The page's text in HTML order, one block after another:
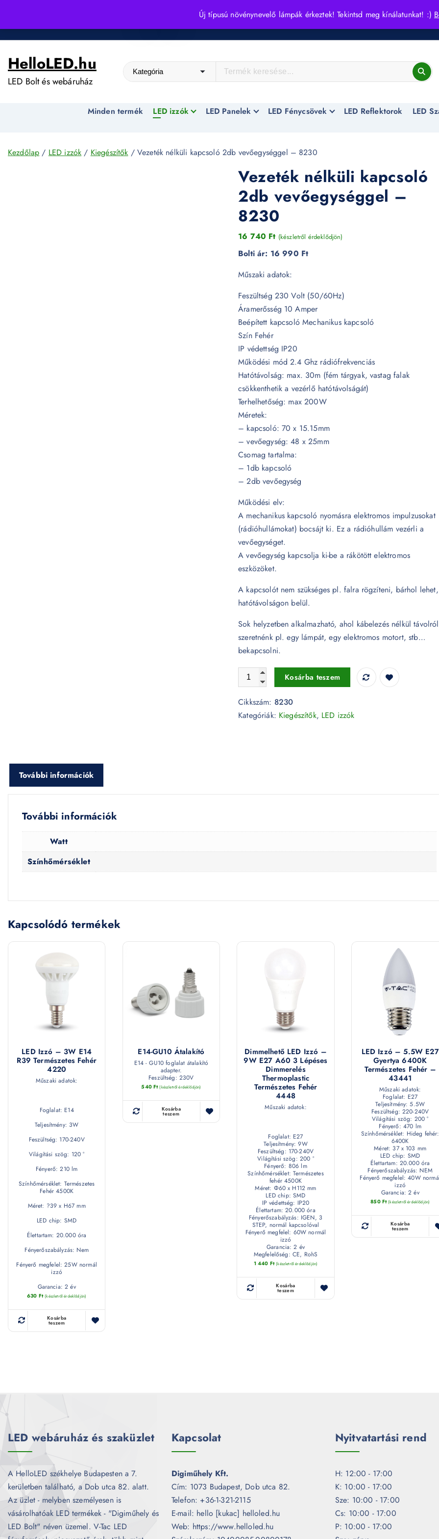
Új típusú növénynevelő lámpák érkeztek! Tekintsd meg kínálatunkat! :)
i
HelloLED.hu
LED Bolt és webáruház
Minden termék LED izzók LED Panelek LED Fénycsövek LED Reflektorok LED
Kezdőlap / LED izzók / Kiegészítők / Vezeték nélküli kapcsoló 2db vevőegységgel – 8230
Vezeték nélküli kapcsoló
2db vevőegységgel –
8230
16 740 Ft (készletről érdeklődjön)
Bolti ár: 16 990 Ft
Műszaki adatok:
Feszültség 230 Volt (50/60Hz)
Áramerősség 10 Amper
Beépített kapcsoló Mechanikus kapcsoló
Szín Fehér
IP védettség IP20
Működési mód 2.4 Ghz rádiófrekvenciás
Hatótávolság: max. 30m (fém tárgyak, vastag falak
csökkenthetik a vezérlő hatótávolságát)
Terhelhetőség: max 200W
Méretek:
– kapcsoló: 70 x 15.15mm
– vevőegység: 48 x 25mm
Csomag tartalma:
– 1db kapcsoló
– 2db vevőegység
Működési elv:
A mechanikus kapcsoló nyomásra elektromos impulzusokat
(rádióhullámokat) bocsájt ki. Ez a rádióhullám vezérli a
vevőegységet.
A vevőegység kapcsolja ki-be a rákötött elektromos
eszközöket.
A kapcsolót nem szükséges pl. falra rögzíteni, bárhol
hatótávolságon belül.
Sok helyzetben alkalmazható, ahol kábelezés nélkül távolról
szeretnénk pl. egy lámpát, egy elektromos motort, stb…
bekapcsolni.
Vezeték nélküli kapcsoló 2db vevőegységgel - 8230
Kosárba teszem
Cikkszám: 8230
Kategóriák: Kiegészítők, LED izzók
További információk
További információk
Watt
Színhőmérséklet
Kapcsolódó termékek
LED Izzó – 3W E14
R39 Természetes Fehér
4220
Műszaki adatok:
Foglalat: E14
Teljesítmény: 3W
Feszültség: 170-240V
Világítási szög: 120 °
Fényerő: 210 lm
Színhőmérséklet: Természetes
Fehér 4500K
Méret: ?39 x H67 mm
LED chip: SMD
Élettartam: 20.000 óra
Fényerőszabályzás: Nem
Fényerő megfelel: 25W normál
izzó
Garancia: 2 év
630 Ft (készletről érdeklődjön)
Kosárba
teszem
E14-GU10 Átalakító
E14 - GU10 foglalat átalakító
adapter.
Feszültség: 230V
540 Ft (készletről érdeklődjön)
Kosárba
teszem
Dimmelhető LED Izzó –
9W E27 A60 3 Lépéses
Dimmerelés
Thermoplastic
Természetes Fehér
4448
Műszaki adatok:
Foglalat: E27
Teljesítmény: 9W
Feszültség: 170-240V
Világítási szög: 200 °
Fényerő: 806 lm
Színhőmérséklet: Természetes
fehér 4500K
Méret: Φ60 x H112 mm
LED chip: SMD
IP védettség: IP20
Élettartam: 20.000 óra
Fényerőszabályzás: IGEN, 3
STEP, normál kapcsolóval
Fényerő megfelel: 60W normál
izzó
Garancia: 2 év
Megfelelőség: CE, RohS
1 440 Ft (készletről érdeklődjön)
Kosárba
teszem
LED Izzó – 5.5W E27
Gyertya 6400K
Természetes Fehér –
43441
Műszaki adatok:
Foglalat: E27
Teljesítmény: 5.5W
Feszültség: 220-240V
Világítási szög: 200 °
Fényerő: 470 lm
Színhőmérséklet: Hideg fehér:
6400K
Méret: 37 x 103 mm
LED chip: SMD
Élettartam: 20.000 óra
Fényerőszabályzás: NEM
Fényerő megfelel: 40W
izzó
Garancia: 2 év
850 Ft (készletről érdeklődjön)
Kosárba
teszem
LED webáruház és szaküzlet
A HelloLED székhelye Budapesten a 7.
kerületben található, a Dob utca 82. alatt.
Az üzlet - melyben személyesen is
vásárolhatóak LED termékek - "Digiműhely és
LED Bolt" néven üzemel. V-Tac LED
Kapcsolat
Digiműhely Kft.
Cím: 1073 Budapest, Dob utca 82.
Telefon: +36-1-321-2115
E-mail: hello [kukac] helloled.hu
Web: https://www.helloled.hu
Nyitvatartási rend
H: 12:00 - 17:00
K: 10:00 - 17:00
Sze: 10:00 - 17:00
Cs: 10:00 - 17:00
P: 10:00 - 17:00